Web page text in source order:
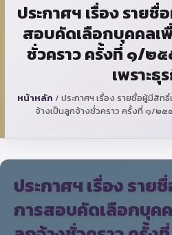
ประกาศฯ เรื่อง รายชื่
สอบคัดเลือกบุคคลเ
ชั่วคราว ครั้งที่ ๑/๒
เพราะธุ
หน้าหลัก / ประกาศฯ เรื่อง รายชื่อผู้มีสิท
จ้างเป็นลูกจ้างชั่วคราว ครั้งที่ ๑/๒๕
ประกาศฯ เรื่อง ราย
การสอบคัดเลือกบุค